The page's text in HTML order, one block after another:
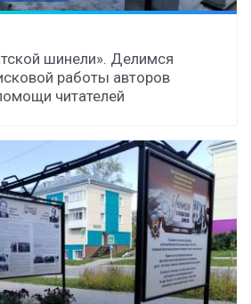
шинели». Делимся
работы авторов
читателей